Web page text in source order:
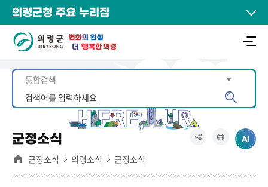
의령군청 주요 누리집
군정소식
군정소식 의령소식 군정소식